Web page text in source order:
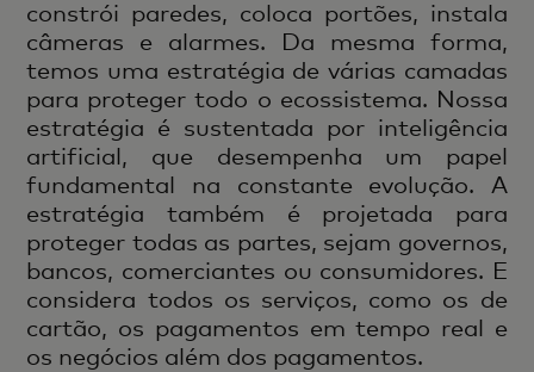
constrói paredes, coloca portões, instala
câmeras e alarmes. Da mesma forma,
temos uma estratégia de várias camadas
para proteger todo o ecossistema. Nossa
estratégia é sustentada por inteligência
artificial, que desempenha um papel
fundamental na constante evolução. A
estratégia também é projetada para
proteger todas as partes, sejam governos,
bancos, comerciantes ou consumidores. E
considera todos os serviços, como os de
cartão, os pagamentos em tempo real e
os negócios além dos pagamentos.